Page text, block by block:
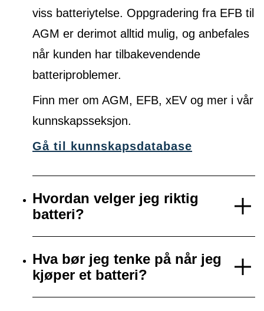
viss batteriytelse. Oppgradering fra EFB til
AGM er derimot alltid mulig, og anbefales
når kunden har tilbakevendende
batteriproblemer.
Finn mer om AGM, EFB, xEV og mer i vår
kunnskapsseksjon.
Gå til kunnskapsdatabase
Hvordan velger jeg riktig
batteri?
Hva bør jeg tenke på når jeg
kjøper et batteri?